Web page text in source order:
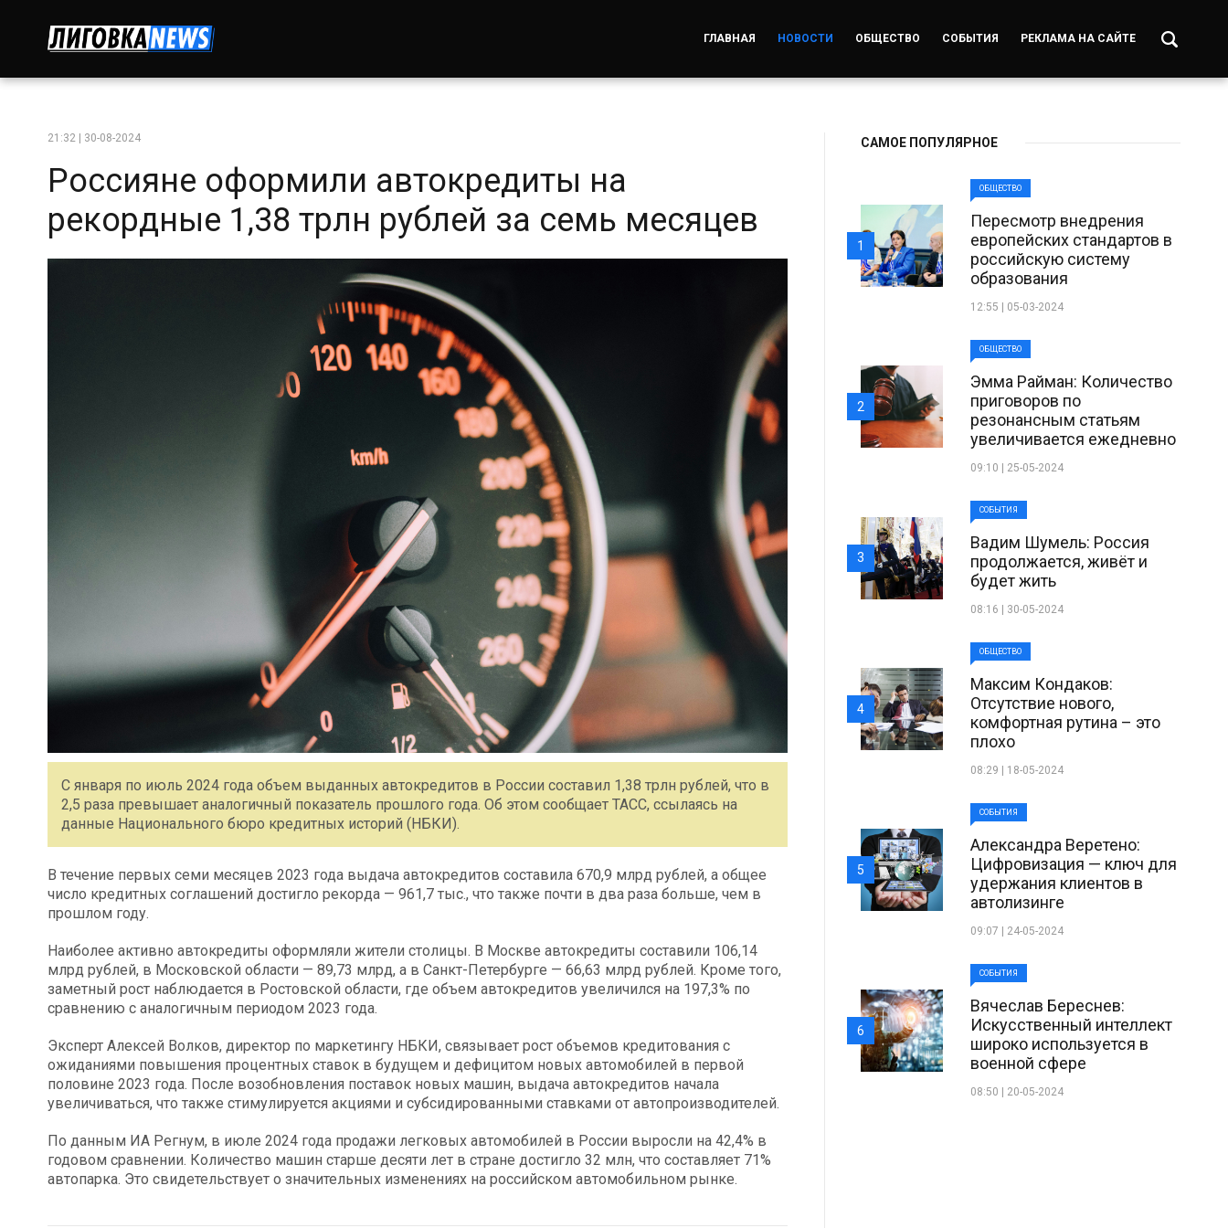
ГЛАВНАЯ НОВОСТИ ОБЩЕСТВО СОБЫТИЯ РЕКЛАМА НА САЙТЕ
21:32 | 30-08-2024
Россияне оформили автокредиты на
рекордные 1,38 трлн рублей за семь месяцев
С января по июль 2024 года объем выданных автокредитов в России составил 1,38 трлн рублей, что в
2,5 раза превышает аналогичный показатель прошлого года. Об этом сообщает ТАСС, ссылаясь на
данные Национального бюро кредитных историй (НБКИ).
В течение первых семи месяцев 2023 года выдача автокредитов составила 670,9 млрд рублей, а общее
число кредитных соглашений достигло рекорда — 961,7 тыс., что также почти в два раза больше, чем в
прошлом году.
Наиболее активно автокредиты оформляли жители столицы. В Москве автокредиты составили 106,14
млрд рублей, в Московской области — 89,73 млрд, а в Санкт-Петербурге — 66,63 млрд рублей. Кроме того,
заметный рост наблюдается в Ростовской области, где объем автокредитов увеличился на 197,3% по
сравнению с аналогичным периодом 2023 года.
Эксперт Алексей Волков, директор по маркетингу НБКИ, связывает рост объемов кредитования с
ожиданиями повышения процентных ставок в будущем и дефицитом новых автомобилей в первой
половине 2023 года. После возобновления поставок новых машин, выдача автокредитов начала
увеличиваться, что также стимулируется акциями и субсидированными ставками от автопроизводителей.
По данным ИА Регнум, в июле 2024 года продажи легковых автомобилей в России выросли на 42,4% в
годовом сравнении. Количество машин старше десяти лет в стране достигло 32 млн, что составляет 71%
автопарка. Это свидетельствует о значительных изменениях на российском автомобильном рынке.
САМОЕ ПОПУЛЯРНОЕ
ОБЩЕСТВО
Пересмотр внедрения
европейских стандартов в
российскую систему
образования
12:55 | 05-03-2024
1
ОБЩЕСТВО
Эмма Райман: Количество
приговоров по
резонансным статьям
увеличивается ежедневно
09:10 | 25-05-2024
2
СОБЫТИЯ
Вадим Шумель: Россия
продолжается, живёт и
будет жить
08:16 | 30-05-2024
3
ОБЩЕСТВО
Максим Кондаков:
Отсутствие нового,
комфортная рутина – это
плохо
08:29 | 18-05-2024
4
СОБЫТИЯ
Александра Веретено:
Цифровизация — ключ для
удержания клиентов в
автолизинге
09:07 | 24-05-2024
5
СОБЫТИЯ
Вячеслав Береснев:
Искусственный интеллект
широко используется в
военной сфере
08:50 | 20-05-2024
6